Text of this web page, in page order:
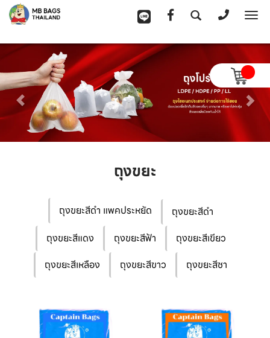
ถุงขยะ
ถุงขยะสีดำ แพคประหยัด
ถุงขยะสีดำ
ถุงขยะสีแดง
ถุงขยะสีฟ้า
ถุงขยะสีเขียว
ถุงขยะสีเหลือง
ถุงขยะสีขาว ถุงขยะสีชา